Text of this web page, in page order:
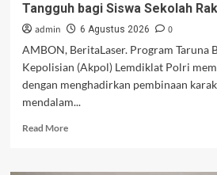
Tangguh bagi Siswa Sekolah
admin 6 Agustus 2026
0
AMBON, BeritaLaser. Program Taruna
Kepolisian (Akpol) Lemdiklat Polri
dengan menghadirkan pembinaan
mendalam...
Read MoreRead
Hari